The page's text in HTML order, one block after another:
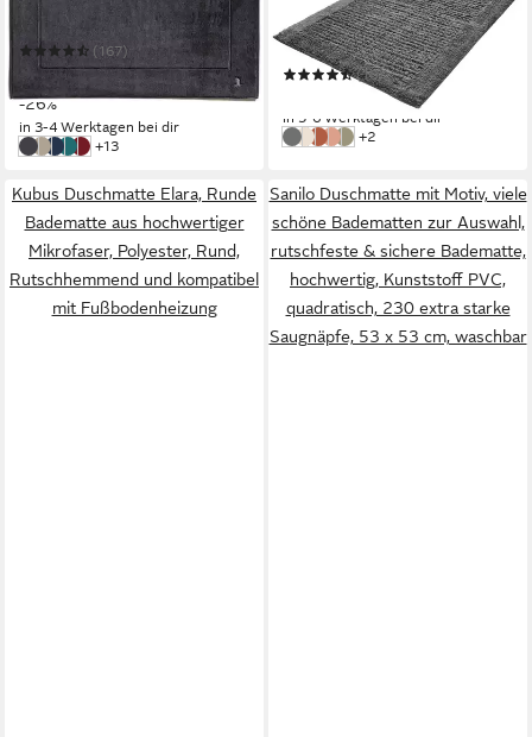
Mehrere Größen
(167)
41,41 € UVP55,95 €
-26%
in 3-4 Werktagen bei dir
dark grey
cashmere
deep sea
lagoon
weinrotweitere Farben:
+13
Badezimmer Teppich
Mehrere Größen
(10)
in 5-6 Werktagen bei dir
Schiefer
Natur
Terracotta
Papaya
Schilfweitere Farben:
+2
Kubus Duschmatte Elara, Runde
Badematte aus hochwertiger
Mikrofaser, Polyester, Rund,
Rutschhemmend und kompatibel
mit Fußbodenheizung
Sanilo Duschmatte mit Motiv, viele
schöne Badematten zur Auswahl,
rutschfeste & sichere Badematte,
hochwertig, Kunststoff PVC,
quadratisch, 230 extra starke
Saugnäpfe, 53 x 53 cm, waschbar